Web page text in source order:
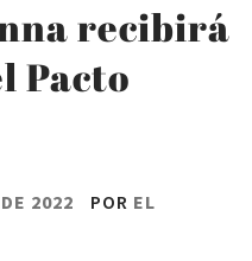
recibirá
Pacto
2022 POR EL